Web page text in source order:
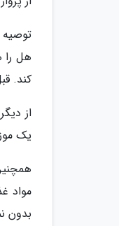
توصیه
هل را
کند.
از
یک
مواد
بدون